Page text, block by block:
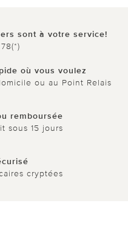
sont à votre service!
où vous voulez
ou au Point Relais
remboursée
sous 15 jours
cryptées